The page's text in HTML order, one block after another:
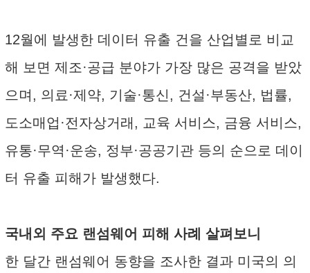
12월에 발생한 데이터 유출 건을 산업별로 비교
해 보면 제조·공급 분야가 가장 많은 공격을 받았
으며, 의료·제약, 기술·통신, 건설·부동산, 법률,
도소매업·전자상거래, 교육 서비스, 금융 서비스,
유통·무역·운송, 정부·공공기관 등의 순으로 데이
터 유출 피해가 발생했다.
국내외 주요 랜섬웨어 피해 사례 살펴보니
한 달간 랜섬웨어 동향을 조사한 결과 미국의 의